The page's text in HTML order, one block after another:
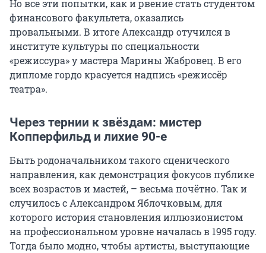
Но все эти попытки, как и рвение стать студентом
финансового факультета, оказались
провальными. В итоге Александр отучился в
институте культуры по специальности
«режиссура» у мастера Марины Жабровец. В его
дипломе гордо красуется надпись «режиссёр
театра».
Через тернии к звёздам: мистер
Копперфильд и лихие 90-е
Быть родоначальником такого сценического
направления, как демонстрация фокусов публике
всех возрастов и мастей, – весьма почётно. Так и
случилось с Александром Яблочковым, для
которого история становления иллюзионистом
на профессиональном уровне началась в 1995 году.
Тогда было модно, чтобы артисты, выступающие